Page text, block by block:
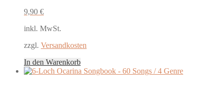
9,90 €
inkl. MwSt.
zzgl. Versandkosten
In den Warenkorb